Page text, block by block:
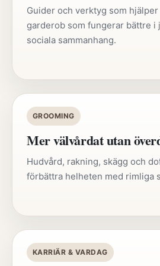
Guider och verktyg som hjälper
garderob som fungerar bättre i
sociala sammanhang.
GROOMING
Mer välvårdat utan
Hudvård, rakning, skägg och
förbättra helheten med rimliga
KARRIÄR & VARDAG